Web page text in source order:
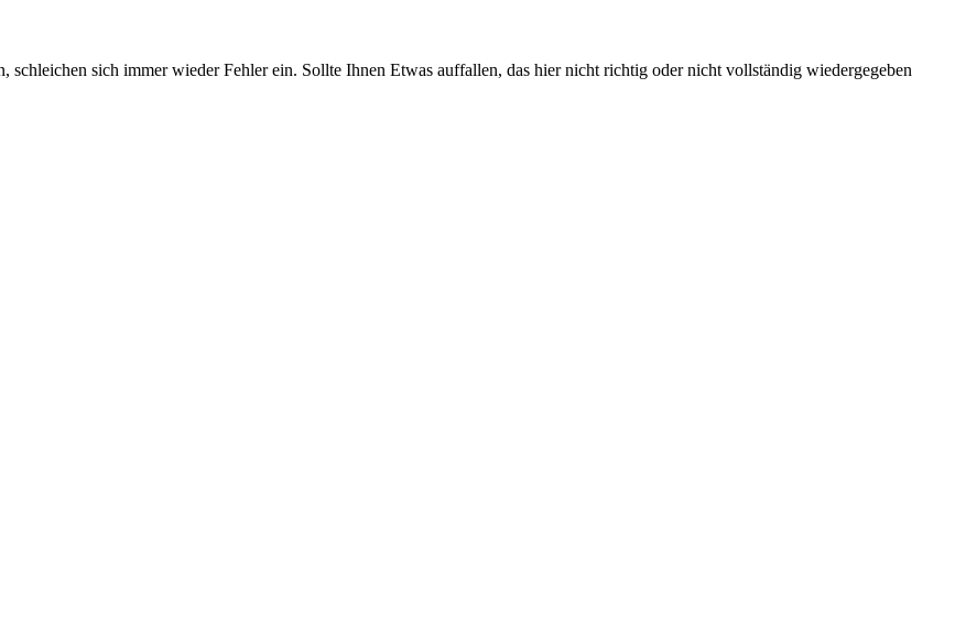
sich immer wieder Fehler ein. Sollte Ihnen Etwas auffallen, das hier nicht richtig oder nicht vollständig wiedergegeben